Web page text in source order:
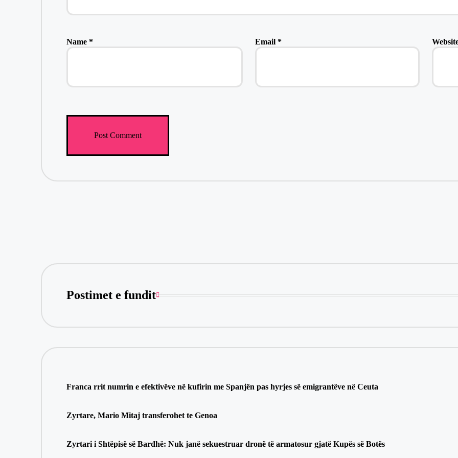
Name * Email*
Postimet e fundit
Franca rrit numrin e efektivëve në kufirin me Spanjën pas hyrjes së emigrantëve në Ceuta
Zyrtare, Mario Mitaj transferohet te Genoa
Zyrtari i Shtëpisë së Bardhë: Nuk janë sekuestruar dronë të armatosur gjatë Kupës së Botës